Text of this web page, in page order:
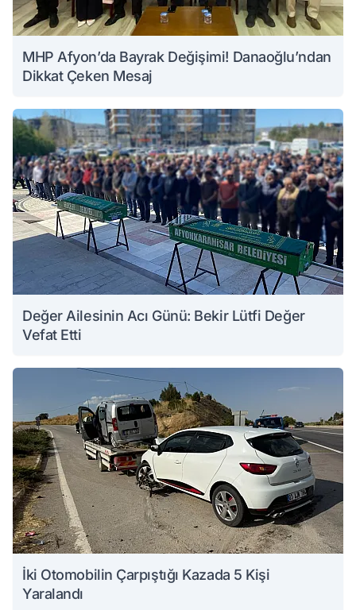
MHP Afyon’da Bayrak Değişimi! Danaoğlu’ndan
Dikkat Çeken Mesaj
Değer Ailesinin Acı Günü: Bekir Lütfi Değer
Vefat Etti
İki Otomobilin Çarpıştığı Kazada 5 Kişi
Yaralandı